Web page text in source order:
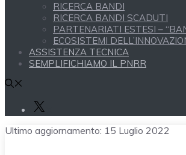
RICERCA BANDI
RICERCA BANDI SCADUTI
PARTENARIATI ESTESI –
ECOSISTEMI
ASSISTENZA TECNICA
SEMPLIFICHIAMO IL PNRR
Ultimo aggiornamento: 15 Luglio 2022